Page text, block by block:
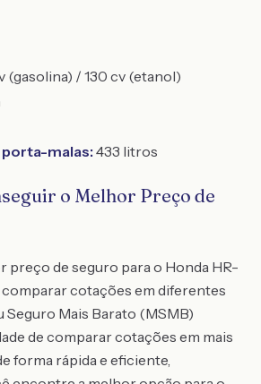
(gasolina) / 130 cv (etanol)
porta-malas:433 litros
o Melhor Preço de
preço de seguro para o Honda HR-
comparar cotações em diferentes
Seguro Mais Barato (MSMB)
de comparar cotações em mais
forma rápida e eficiente,